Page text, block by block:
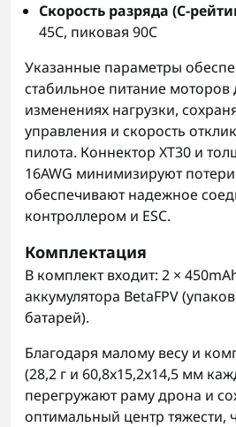
Скорость разряда (C-
45C, пиковая 90C
Указанные параметры
стабильное питание
изменениях нагрузки,
управления и скорость
пилота. Коннектор XT30 и
16AWG минимизируют
обеспечивают надежное
контроллером и ESC.
Комплектация
В комплект входит: 2 ×
аккумулятора BetaFPV
батарей).
Благодаря малому весу и
(28,2 г и 60,8x15,2x14,5 мм
перегружают раму дрона и
оптимальный центр тяжести,